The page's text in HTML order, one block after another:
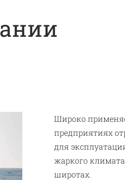
Широко
предприятиях
для
жаркого
широтах.